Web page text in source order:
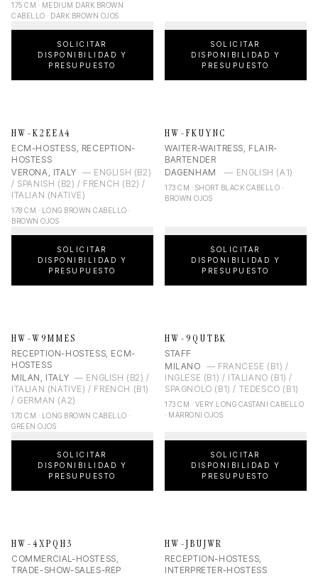
175 CM · MEDIUM DARK BROWN
CABELLO · DARK BROWN OJOS
SOLICITAR
DISPONIBILIDAD Y
PRESUPUESTO
SOLICITAR
DISPONIBILIDAD Y
PRESUPUESTO
HW-K2EEA4
ECM-HOSTESS, RECEPTION-
HOSTESS
VERONA, ITALY — ENGLISH (B2)
/ SPANISH (B2) / FRENCH (B2) /
ITALIAN (NATIVE)
178 CM · LONG BROWN CABELLO ·
BROWN OJOS
SOLICITAR
DISPONIBILIDAD Y
PRESUPUESTO
HW-FKUYNC
WAITER-WAITRESS, FLAIR-
BARTENDER
DAGENHAM
— ENGLISH (A1)
173 CM · SHORT BLACK CABELLO ·
BROWN OJOS
SOLICITAR
DISPONIBILIDAD Y
PRESUPUESTO
HW-W9MMES
RECEPTION-HOSTESS, ECM-
HOSTESS
MILAN, ITALY — ENGLISH (B2) /
ITALIAN (NATIVE) / FRENCH (B1)
/ GERMAN (A2)
170 CM · LONG BROWN CABELLO ·
GREEN OJOS
SOLICITAR
DISPONIBILIDAD Y
PRESUPUESTO
HW-9QUTBK
STAFF
MILANO — FRANCESE (B1) /
INGLESE (B1) / ITALIANO (B1) /
SPAGNOLO (B1) / TEDESCO (B1)
173 CM · VERY LONG CASTANI CABELLO
· MARRONI OJOS
SOLICITAR
DISPONIBILIDAD Y
PRESUPUESTO
HW-4XPQH3
COMMERCIAL-HOSTESS,
TRADE-SHOW-SALES-REP
HW-JBUJWR
RECEPTION-HOSTESS,
INTERPRETER-HOSTESS